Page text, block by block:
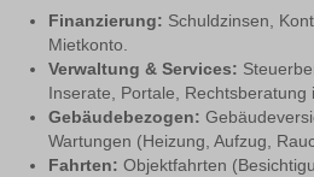
Finanzierung: Schuldzinsen,
Mietkonto.
Verwaltung & Services:
Inserate, Portale, Rechtsberatung
Gebäudebezogen:
Wartungen (Heizung, Aufzug,
Fahrten: Objektfahrten